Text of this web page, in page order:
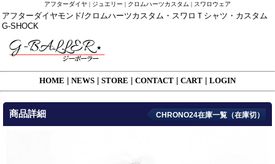
アフターダイヤ | ジュエリー | クロムハーツカスタム | スワロウェア
アフターダイヤモンド/クロムハーツカスタム・スワロＴシャツ・カスタム
G-SHOCK
HOME NEWS STORE CONTACT CART LOGIN
商品詳細 CHRONO24在庫一覧（在庫切）